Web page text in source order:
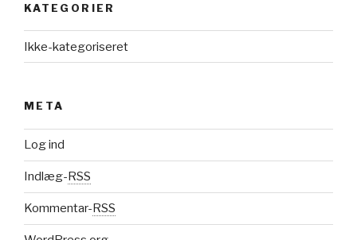
KATEGORIER
Ikke-kategoriseret
META
Log ind
Indlæg-RSS
Kommentar-RSS